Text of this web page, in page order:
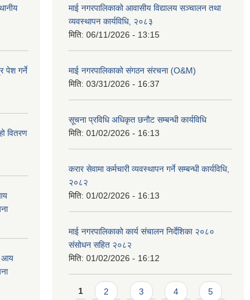
पेश गर्ने
वितरण
आय
माई नगरपालिकाको आवासीय विद्यालय सञ्चालन तथा
व्यवस्थापन कार्यविधि, २०८३
मिति: 06/11/2026 - 13:15
माई नगरपालिकाको संगठन संरचना (O&M)
मिति: 03/31/2026 - 16:37
सूचना प्रविधि अधिकृत छनौट सम्बन्धी कार्यविधि
मिति: 01/02/2026 - 16:13
करार सेवामा कर्मचारी व्यवस्थापन गर्ने सम्बन्धी कार्यविधि,
२०८२
मिति: 01/02/2026 - 16:13
माई नगरपालिकाको कार्य संचालन निर्देशिका २०८०
संसोधन सहित २०८२
मिति: 01/02/2026 - 16:12
Pages
1 2 3 4 5